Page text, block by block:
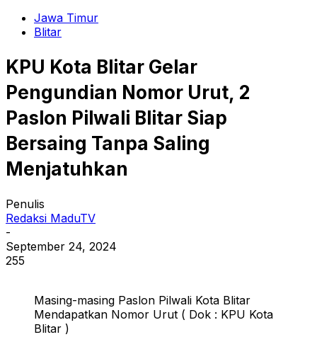
Jawa Timur
Blitar
KPU Kota Blitar Gelar
Pengundian Nomor Urut, 2
Paslon Pilwali Blitar Siap
Bersaing Tanpa Saling
Menjatuhkan
Penulis
Redaksi MaduTV
-
September 24, 2024
255
Masing-masing Paslon Pilwali Kota Blitar
Mendapatkan Nomor Urut ( Dok : KPU Kota
Blitar )